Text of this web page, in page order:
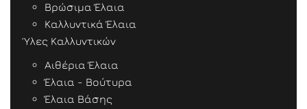
Βρώσιμα Έλαια
Καλλυντικά Έλαια
Ύλες Καλλυντικών
Αιθέρια Έλαια
Έλαια - Βούτυρα
Έλαια Βάσης